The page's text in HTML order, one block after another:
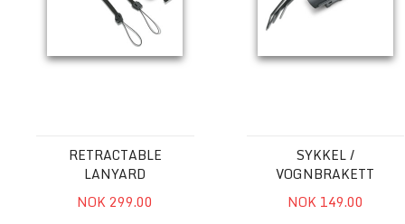
RETRACTABLE
LANYARD
NOK 299.00
SYKKEL /
VOGNBRAKETT
NOK 149.00